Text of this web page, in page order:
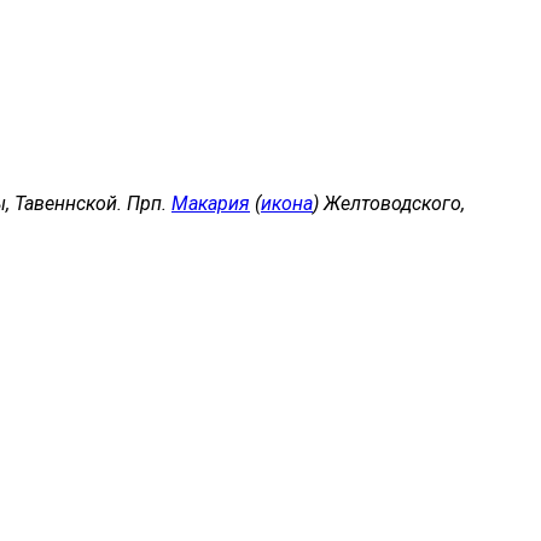
Тавеннской. Прп. Макария (икона) Желтоводского,